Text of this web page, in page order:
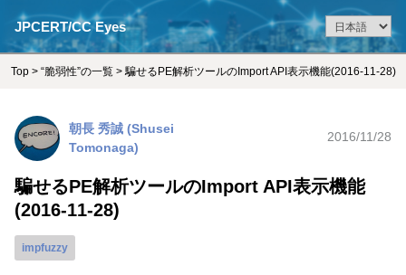
JPCERT/CC Eyes
Top > “脆弱性”の一覧 > 騙せるPE解析ツールのImport API表示機能(2016-11-28)
朝長 秀誠 (Shusei
Tomonaga)
2016/11/28
騙せるPE解析ツールのImport API表示機能
(2016-11-28)
impfuzzy